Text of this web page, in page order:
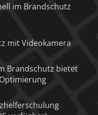
im Brandschutz
mit Videokamera
Brandschutz bietet